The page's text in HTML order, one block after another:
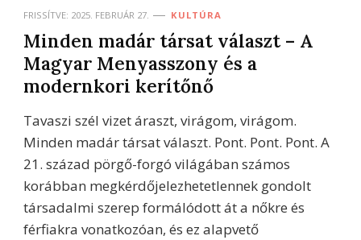
FRISSÍTVE: 2025. FEBRUÁR 27. KULTÚRA
Minden madár társat választ – A
Magyar Menyasszony és a
modernkori kerítőnő
Tavaszi szél vizet áraszt, virágom, virágom.
Minden madár társat választ. Pont. Pont. Pont. A
21. század pörgő-forgó világában számos
korábban megkérdőjelezhetetlennek gondolt
társadalmi szerep formálódott át a nőkre és
férfiakra vonatkozóan, és ez alapvető